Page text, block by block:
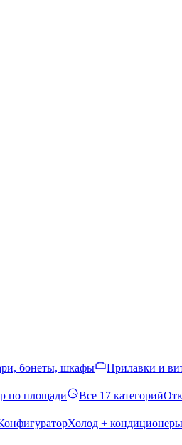
бонеты, шкафы Прилавки и
по площади Все 17 категорий
Холод + кондиционеры